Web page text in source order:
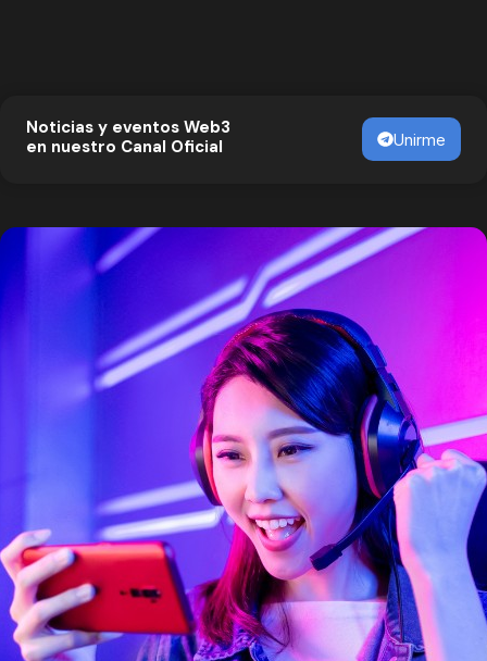
Noticias y eventos Web3
en nuestro Canal Oficial
Unirme